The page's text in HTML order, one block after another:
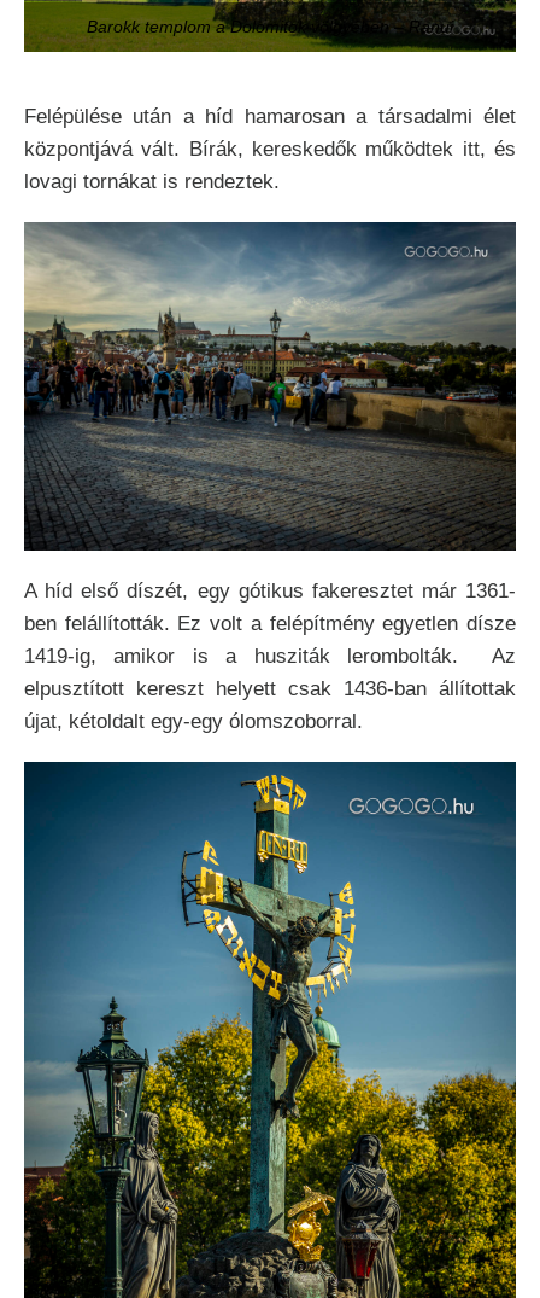
Barokk templom a Dolomitok völgyében – Ranui
Felépülése után a híd hamarosan a társadalmi élet
központjává vált. Bírák, kereskedők működtek itt, és
lovagi tornákat is rendeztek.
A híd első díszét, egy gótikus fakeresztet már 1361-
ben felállították. Ez volt a felépítmény egyetlen dísze
1419-ig, amikor is a husziták lerombolták. Az
elpusztított kereszt helyett csak 1436-ban állítottak
újat, kétoldalt egy-egy ólomszoborral.